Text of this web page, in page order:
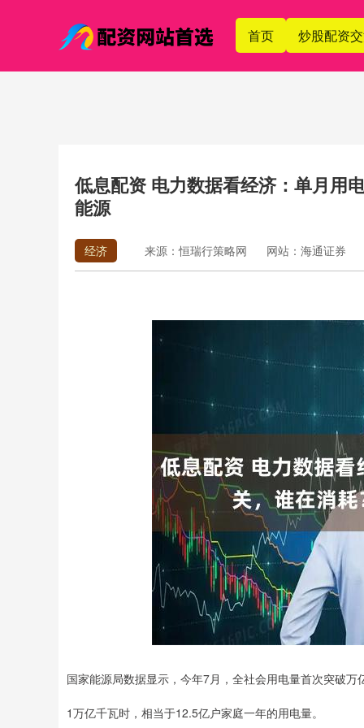
首页 炒股配资
低息配资 电力数据看经济：单月用
能源
经济 来源：恒瑞行策略网 网站：海通证券
国家能源局数据显示，今年7月，全社会用电量首次突破
1万亿千瓦时，相当于12.5亿户家庭一年的用电量。